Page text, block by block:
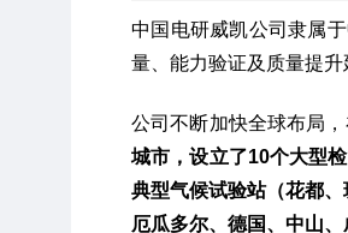
中国电研威凯公司隶属
量、能力验证及质量提
公司不断加快全球布局，
城市，设立了10个大型
典型气候试验站（花都
厄瓜多尔、德国、中山